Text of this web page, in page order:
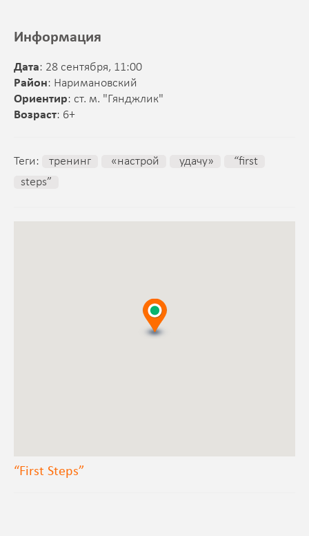
Информация
Дата: 28 сентября, 11:00
Район: Наримановский
Ориентир: ст. м. "Гянджлик"
Возраст: 6+
Теги: тренинг «настрой удачу»
“first
steps”
“First Steps”